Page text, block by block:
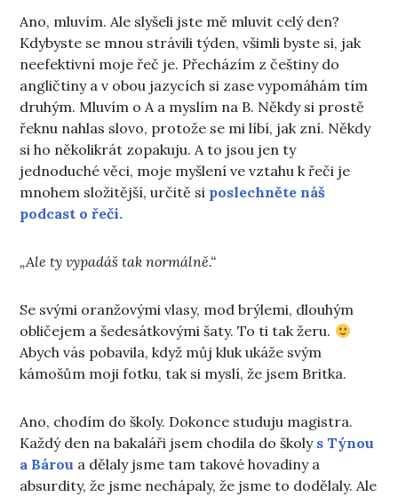
Ano, mluvím. Ale slyšeli jste mě mluvit celý den?
Kdybyste se mnou strávili týden, všimli byste si, jak
neefektivní moje řeč je. Přecházím z češtiny do
angličtiny a v obou jazycích si zase vypomáhám tím
druhým. Mluvím o A a myslím na B. Někdy si prostě
řeknu nahlas slovo, protože se mi líbí, jak zní. Někdy
si ho několikrát zopakuju. A to jsou jen ty
jednoduché věci, moje myšlení ve vztahu k řeči je
mnohem složitější, určitě si poslechněte náš
podcast o řeči.
„Ale ty vypadáš tak normálně.“
Se svými oranžovými vlasy, mod brýlemi, dlouhým
obličejem a šedesátkovými šaty. To ti tak žeru.
Abych vás pobavila, když můj kluk ukáže svým
kámošům moji fotku, tak si myslí, že jsem Britka.
Ano, chodím do školy. Dokonce studuju magistra.
Každý den na bakaláři jsem chodila do školys Týnou
a Bárou a dělaly jsme tam takové hovadiny a
absurdity, že jsme nechápaly, že jsme to dodělaly. Ale